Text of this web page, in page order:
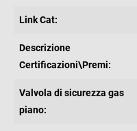
Link Cat:
Descrizione
Certificazioni\Premi:
Valvola di sicurezza gas
piano: